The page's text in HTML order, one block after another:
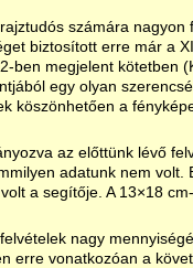
számára
biztosított erre már a
ben megjelent kötetben
egy olyan
köszönhetően a
az előttünk lévő
adatunk nem volt.
a segítője. A 13×18
nagy
erre vonatkozóan a